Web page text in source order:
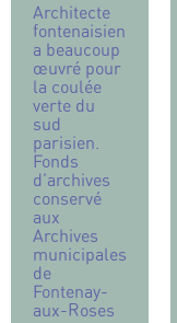
Architecte
fontenaisien
a beaucoup
œuvré pour
la coulée
verte du
sud
parisien.
Fonds
d’archives
conservé
aux
Archives
municipales
de
Fontenay-
aux-Roses